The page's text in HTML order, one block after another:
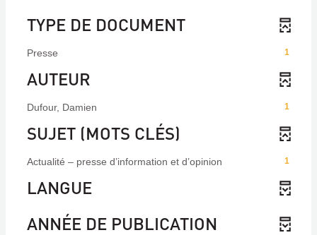
TYPE DE DOCUMENT
1
Presse
AUTEUR
1
Dufour, Damien
SUJET (MOTS CLÉS)
1
Actualité – presse d’information et d’opinion
LANGUE
ANNÉE DE PUBLICATION